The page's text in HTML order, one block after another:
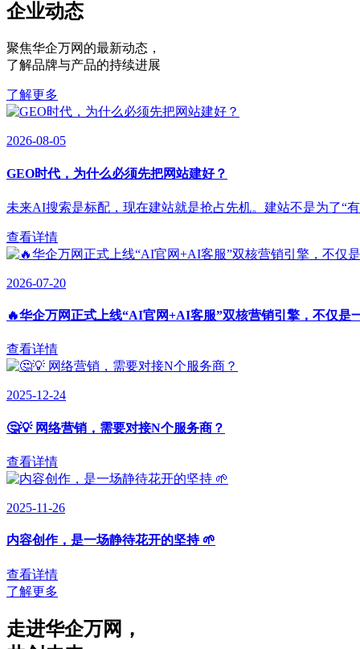
企业动态
聚焦华企万网的最新动态 ，
了解品牌与产品的持续进展
了解更多
2026-08-05
GEO时代，为什么必须先把网站建好？
未来AI搜索是标配，现在建站就是抢占先机。建站不是为了“
查看详情
2026-07-20
🔥华企万网正式上线“AI官网+AI客服”双核营销引擎，不仅是
查看详情
2025-12-24
🤔💡 网络营销，需要对接N个服务商？
查看详情
2025-11-26
内容创作，是一场静待花开的坚持 🌱
查看详情
了解更多
走进华企万网 ，